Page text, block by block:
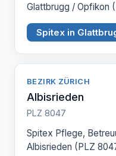
Glattbrugg / Opfikon
Spitex in
BEZIRK ZÜRICH
Albisrieden
PLZ 8047
Spitex Pflege,
Albisrieden (PLZ